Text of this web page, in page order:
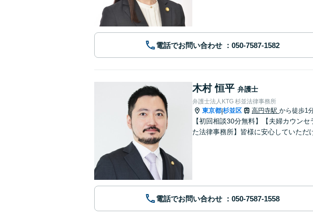
電話でお問い合わせ
木村 恒平 弁護士
弁護士法人KTG 杉並法律事務所
東京都|杉並区 高円寺駅 から徒歩1
【初回相談30分無料】【夫婦カウン
た法律事務所】皆様に安心していただ
電話でお問い合わせ